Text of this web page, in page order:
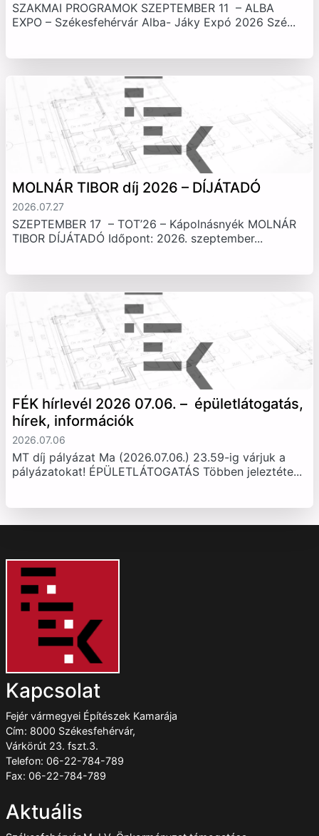
SZAKMAI PROGRAMOK SZEPTEMBER 11 – ALBA
EXPO – Székesfehérvár Alba- Jáky Expó 2026 Szé...
MOLNÁR TIBOR díj 2026 – DÍJÁTADÓ
2026.07.27
SZEPTEMBER 17 – TOT’26 – Kápolnásnyék MOLNÁR
TIBOR DÍJÁTADÓ Időpont: 2026. szeptember...
FÉK hírlevél 2026 07.06. – épületlátogatás,
hírek, információk
2026.07.06
MT díj pályázat Ma (2026.07.06.) 23.59-ig várjuk a
pályázatokat! ÉPÜLETLÁTOGATÁS Többen jeleztéte...
Kapcsolat
Fejér vármegyei Építészek Kamarája
Cím: 8000 Székesfehérvár,
Várkörút 23. fszt.3.
Telefon: 06-22-784-789
Fax: 06-22-784-789
Aktuális